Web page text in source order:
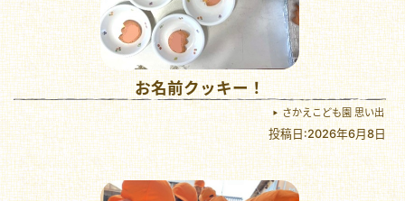
お名前クッキー！
さかえこども園 思い出
投稿日:2026年6月8日